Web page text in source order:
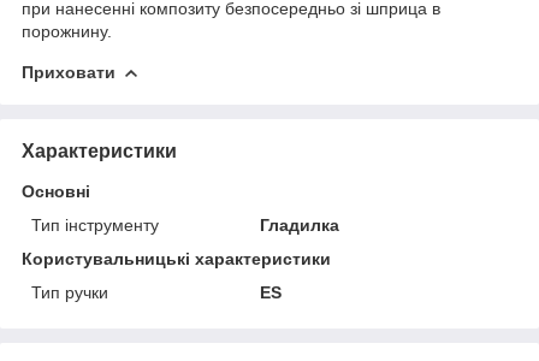
при нанесенні композиту безпосередньо зі шприца в
порожнину.
Приховати
Характеристики
Основні
Тип інструменту
Гладилка
Користувальницькі характеристики
Тип ручки
ES